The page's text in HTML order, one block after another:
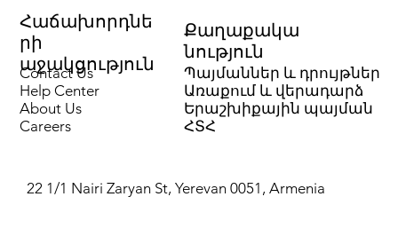
Գույն՝ մետաղական մոխրագույն
Նշանակություն՝ ներքին կոյուղու համար
Տրամագիծ՝ 110x50մմ
Առավելագույն ջերմաստիճան՝ 80°C
Անկյուն՝ 87°
Պատի հաստություն՝ 2.7մմ
Գծային ընդարձակման գործակից՝ 0.11մմ/(մ*Կ)
Հաճախորդնե
րի
աջակցություն
Քաղաքակա
նություն
Contact Us
Help Center
About Us
Careers
Պայմաններ և դրույթներ
Առաքում և վերադարձ
Երաշխիքային պայման
ՀՏՀ
22 1/1 Nairi Zaryan St, Yerevan 0051, Armenia